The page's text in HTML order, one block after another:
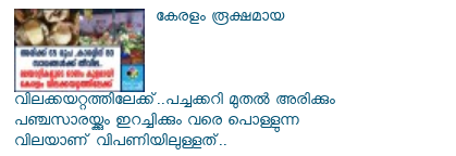
കേരളം രൂക്ഷമായ
വിലക്കയറ്റത്തിലേക്ക്..പച്ചക്കറി മുതൽ അരിക്കും
പഞ്ചസാരയ്ക്കും ഇറച്ചിക്കും വരെ പൊള്ളുന്ന
വിലയാണ് വിപണിയിലുള്ളത്..